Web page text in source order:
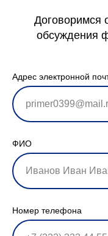
Договоримся
обсуждения
Адрес электронной
ФИО
Номер телефона